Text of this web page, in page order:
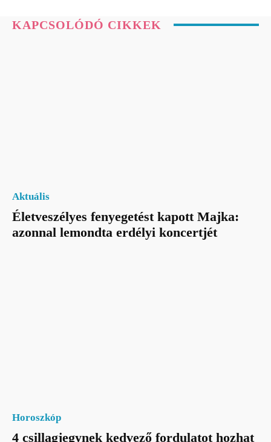
KAPCSOLÓDÓ CIKKEK
Aktuális
Életveszélyes fenyegetést kapott Majka:
azonnal lemondta erdélyi koncertjét
Horoszkóp
4 csillagjegynek kedvező fordulatot hozhat